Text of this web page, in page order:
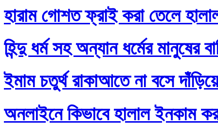
হারাম গোশত ফ্রাই করা তেলে
হিন্দু ধর্ম সহ অন্যান ধর্মের মানুষের
ইমাম চতুর্থ রাকাআতে না বসে
অনলাইনে কিভাবে হালাল ইনকাম